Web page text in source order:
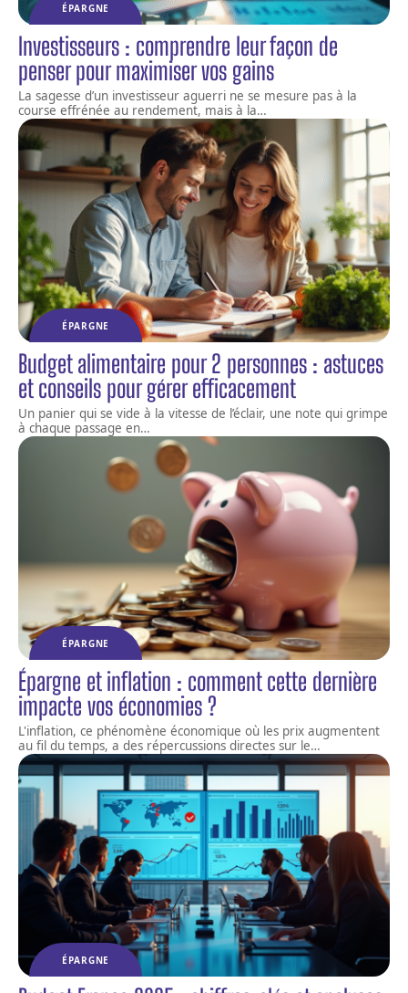
ÉPARGNE
Investisseurs : comprendre leur façon de
penser pour maximiser vos gains
La sagesse d’un investisseur aguerri ne se mesure pas à la
course effrénée au rendement, mais à la…
ÉPARGNE
Budget alimentaire pour 2 personnes : astuces
et conseils pour gérer efficacement
Un panier qui se vide à la vitesse de l’éclair, une note qui grimpe
à chaque passage en…
ÉPARGNE
Épargne et inflation : comment cette dernière
impacte vos économies ?
L'inflation, ce phénomène économique où les prix augmentent
au fil du temps, a des répercussions directes sur le…
ÉPARGNE